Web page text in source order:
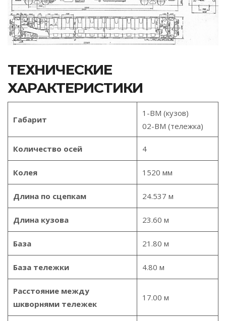
ТЕХНИЧЕСКИЕ
ХАРАКТЕРИСТИКИ
Габарит
1-ВМ (кузов)
02-ВМ (тележка)
Количество осей 4
Колея 1520 мм
Длина по сцепкам 24.537 м
Длина кузова 23.60 м
База 21.80 м
База тележки 4.80 м
Расстояние между
шкворнями тележек
17.00 м